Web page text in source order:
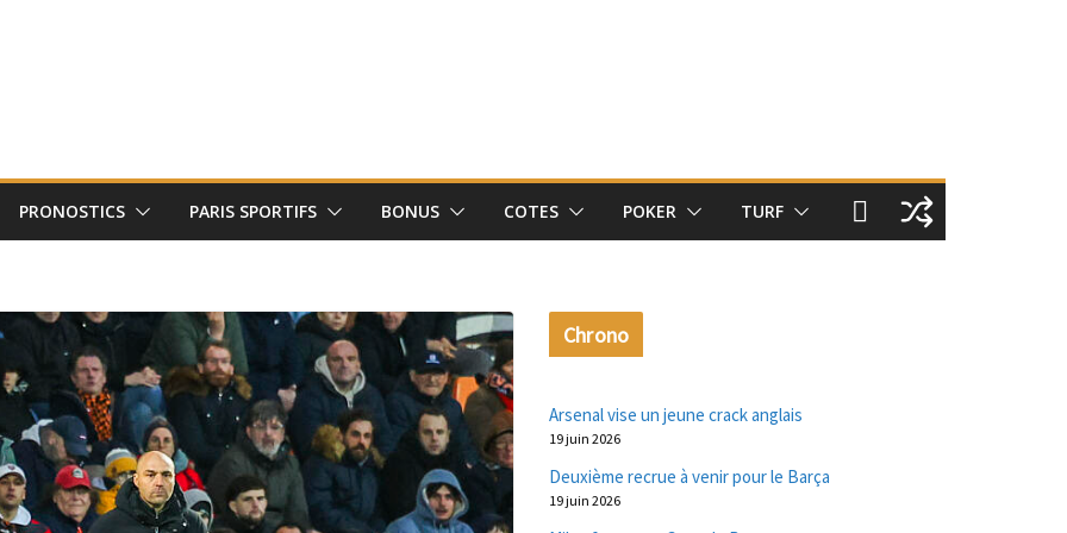
PRONOSTICS PARIS SPORTIFS BONUS COTES POKER TURF
Chrono
Arsenal vise un jeune crack anglais
19 juin 2026
Deuxième recrue à venir pour le Barça
19 juin 2026